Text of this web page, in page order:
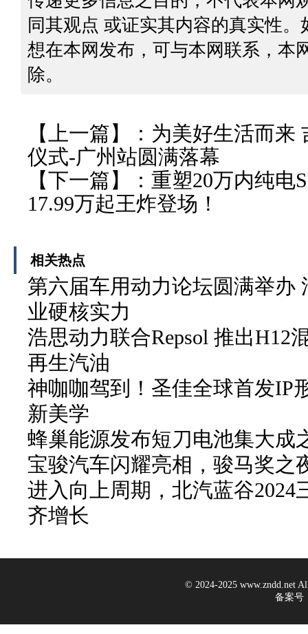
同其观点 或证实其内容的真实性
想在本网发布，可与本网联系，本
除。
【上一篇】： 为美好生活而来
仪式-广州站圆满落幕
【下一篇】： 重塑20万内纯电
17.99万起王炸登场！
相关热点
第六届车用动力论坛圆满举办
业硬核实力
浩思动力联合Repsol 推出H12
再生汽油
神咖咖驾到！圣佳全球首发IP
新美学
蜂巢能源发布短刀电池集大
宝骏汽车闪耀亮相，骏马奖之
进入向上周期，北汽蓝谷2024
齐增长
© 2024-2025 www.zndd.net
备案号